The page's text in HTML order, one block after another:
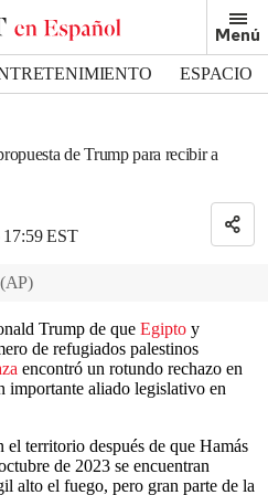
Menú
ESPACIO
de Trump para recibir a
17:59 EST
(AP)
Trump de que Egipto y
de refugiados palestinos
encontró un rotundo rechazo en
importante aliado legislativo en
el territorio después de que Hamás
de 2023 se encuentran
alto el fuego, pero gran parte de la